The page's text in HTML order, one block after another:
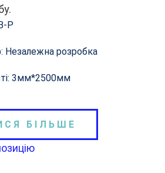
P
Незалежна розробка
3мм*2500мм
БІЛЬШЕ